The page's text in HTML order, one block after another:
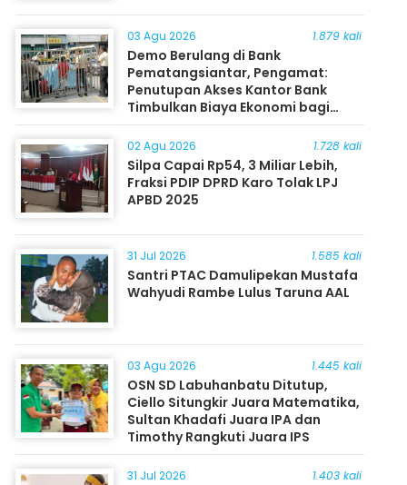
03 Agu 2026 1.879 kali
Demo Berulang di Bank
Pematangsiantar, Pengamat:
Penutupan Akses Kantor Bank
Timbulkan Biaya Ekonomi bagi
Masyarakat
02 Agu 2026 1.728 kali
Silpa Capai Rp54, 3 Miliar Lebih,
Fraksi PDIP DPRD Karo Tolak LPJ
APBD 2025
31 Jul 2026 1.585 kali
Santri PTAC Damulipekan Mustafa
Wahyudi Rambe Lulus Taruna AAL
03 Agu 2026 1.445 kali
OSN SD Labuhanbatu Ditutup,
Ciello Situngkir Juara Matematika,
Sultan Khadafi Juara IPA dan
Timothy Rangkuti Juara IPS
31 Jul 2026 1.403 kali